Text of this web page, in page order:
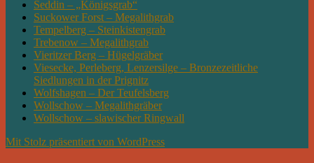
Seddin – „Königsgrab“
Suckower Forst – Megalithgrab
Tempelberg – Steinkistengrab
Trebenow – Megalithgrab
Vieritzer Berg – Hügelgräber
Viesecke, Perleberg, Lenzersilge – Bronzezeitliche
Siedlungen in der Prignitz
Wolfshagen – Der Teufelsberg
Wollschow – Megalithgräber
Wollschow – slawischer Ringwall
Mit Stolz präsentiert von WordPress